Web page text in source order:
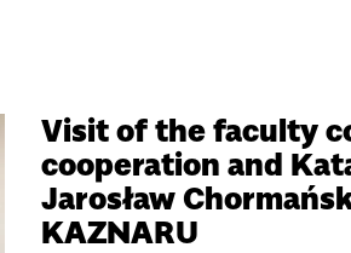
Visit of the faculty
cooperation and
Jarosław
KAZNARU